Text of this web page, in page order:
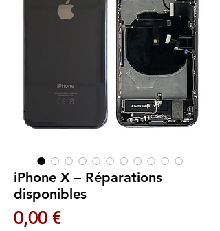
iPhone X – Réparations
disponibles
0,00 €Prix